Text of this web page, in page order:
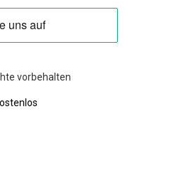
vorbehalten